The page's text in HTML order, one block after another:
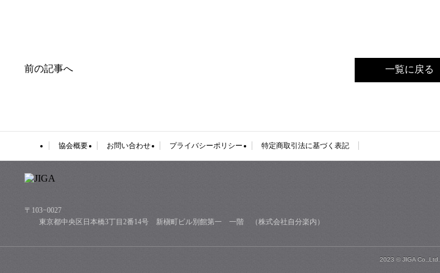
前の記事へ 一覧に戻る
協会概要 お問い合わせ プライバシーポリシー 特定商取引法に基づく表記
〒103−0027
東京都中央区日本橋3丁目2番14号 新槇町ビル別館第一 一階 （株式会社自分楽内）
2023 © JIGA Co.,Ltd.